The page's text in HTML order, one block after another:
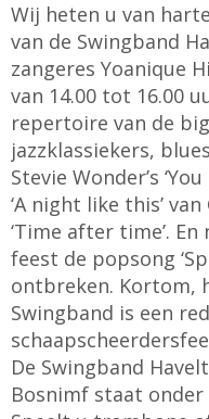
Wij heten u van
van de Swingband
zangeres Yoanique
van 14.00 tot 16.00
repertoire van de
jazzklassiekers,
Stevie Wonder’s
‘A night like this’ van
‘Time after time’.
feest de popsong
ontbreken. Kortom,
Swingband is een
De Swingband
Bosnimf staat